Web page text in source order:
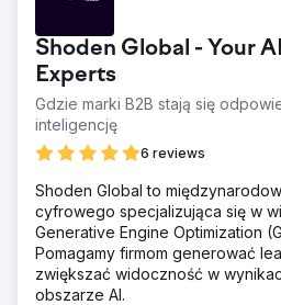
Shoden Global - Your
Experts
Gdzie marki B2B stają się
inteligencję
6 reviews
Shoden Global to
cyfrowego specjalizująca się w
Generative Engine Optimization
Pomagamy firmom generować
zwiększać widoczność w
obszarze AI.